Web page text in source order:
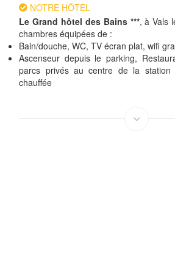
NOTRE HÔTEL
Le Grand hôtel des Bains ***, à Vals
chambres équipées de :
Bain/douche, WC, TV écran plat, wifi
Ascenseur depuis le parking,
parcs privés au centre de la station
chauffée